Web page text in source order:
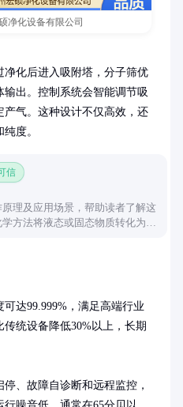
净化设备有限公司
化后进入吸附塔，分子筛优
出。控制系统会智能调节吸
产气。这种设计不仅高效，还
度。
信
理及应用场景，帮助读者了解这
方法将液态或固态物质转化为气
可达99.999%，满足高端行业
统设备降低30%以上，长期
、故障自诊断和远程监控，